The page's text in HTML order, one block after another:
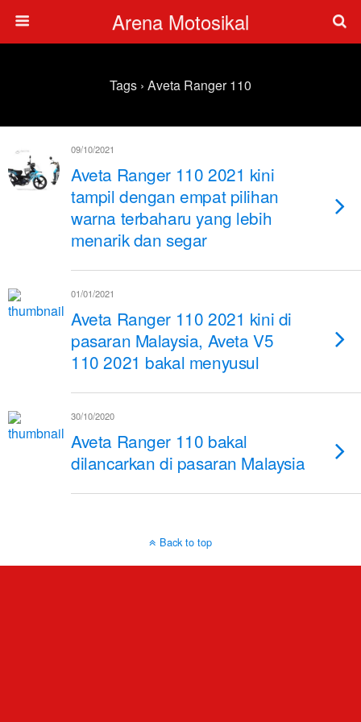
Arena Motosikal
Tags › Aveta Ranger 110
09/10/2021
Aveta Ranger 110 2021 kini
tampil dengan empat pilihan
warna terbaharu yang lebih
menarik dan segar
01/01/2021
Aveta Ranger 110 2021 kini di
pasaran Malaysia, Aveta V5
110 2021 bakal menyusul
30/10/2020
Aveta Ranger 110 bakal
dilancarkan di pasaran Malaysia
Back to top